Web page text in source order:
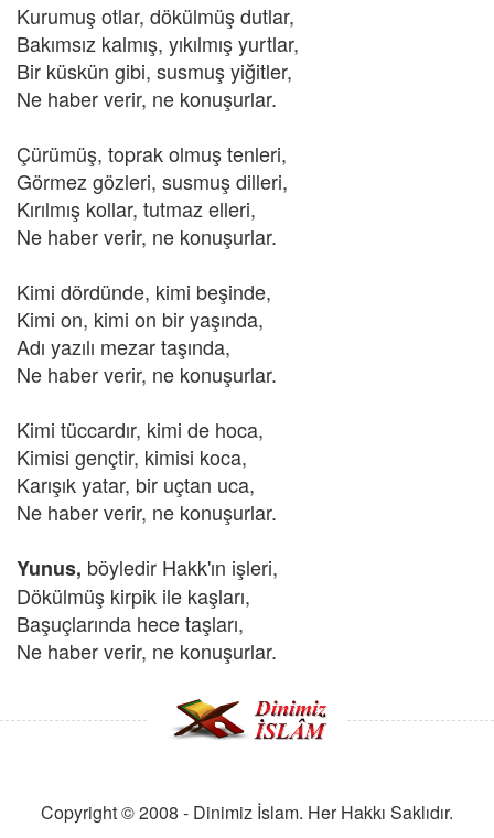
Kurumuş otlar, dökülmüş dutlar,
Bakımsız kalmış, yıkılmış yurtlar,
Bir küskün gibi, susmuş yiğitler,
Ne haber verir, ne konuşurlar.
Çürümüş, toprak olmuş tenleri,
Görmez gözleri, susmuş dilleri,
Kırılmış kollar, tutmaz elleri,
Ne haber verir, ne konuşurlar.
Kimi dördünde, kimi beşinde,
Kimi on, kimi on bir yaşında,
Adı yazılı mezar taşında,
Ne haber verir, ne konuşurlar.
Kimi tüccardır, kimi de hoca,
Kimisi gençtir, kimisi koca,
Karışık yatar, bir uçtan uca,
Ne haber verir, ne konuşurlar.
Yunus, böyledir Hakk'ın işleri,
Dökülmüş kirpik ile kaşları,
Başuçlarında hece taşları,
Ne haber verir, ne konuşurlar.
Copyright © 2008 - Dinimiz İslam. Her Hakkı Saklıdır.